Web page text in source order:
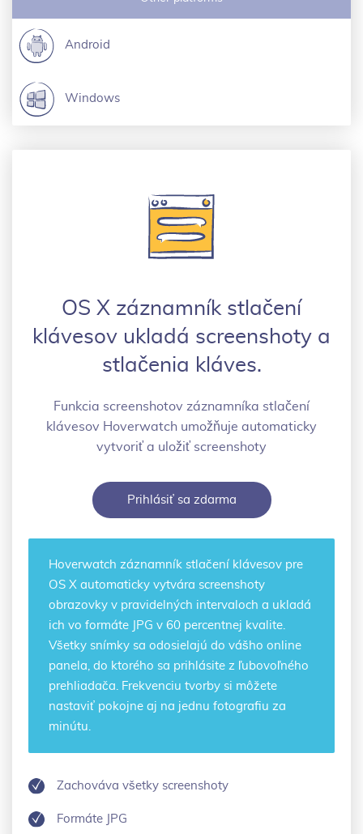
Android
Windows
OS X záznamník stlačení
klávesov ukladá screenshoty a
stlačenia kláves.
Funkcia screenshotov záznamníka stlačení
klávesov Hoverwatch umožňuje automaticky
vytvoriť a uložiť screenshoty
Prihlásiť sa zdarma
Hoverwatch záznamník stlačení klávesov pre
OS X automaticky vytvára screenshoty
obrazovky v pravidelných intervaloch a ukladá
ich vo formáte JPG v 60 percentnej kvalite.
Všetky snímky sa odosielajú do vášho online
panela, do ktorého sa prihlásite z ľubovoľného
prehliadača. Frekvenciu tvorby si môžete
nastaviť pokojne aj na jednu fotografiu za
minútu.
Zachováva všetky screenshoty
Formáte JPG